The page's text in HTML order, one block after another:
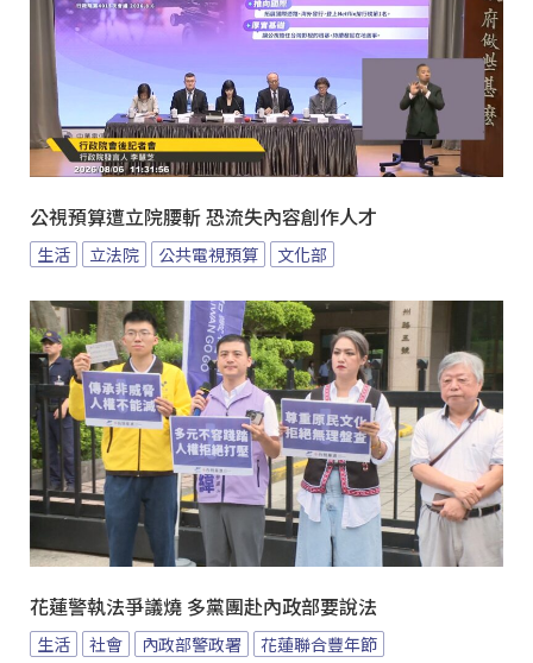
公視預算遭立院腰斬 恐流失內容創作人才
生活 立法院 公共電視預算 文化部
花蓮警執法爭議燒 多黨團赴內政部要說法
生活 社會 內政部警政署 花蓮聯合豐年節